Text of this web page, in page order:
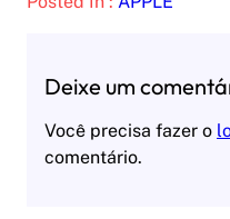
Deixe um
Você precisa fazer o
comentário.